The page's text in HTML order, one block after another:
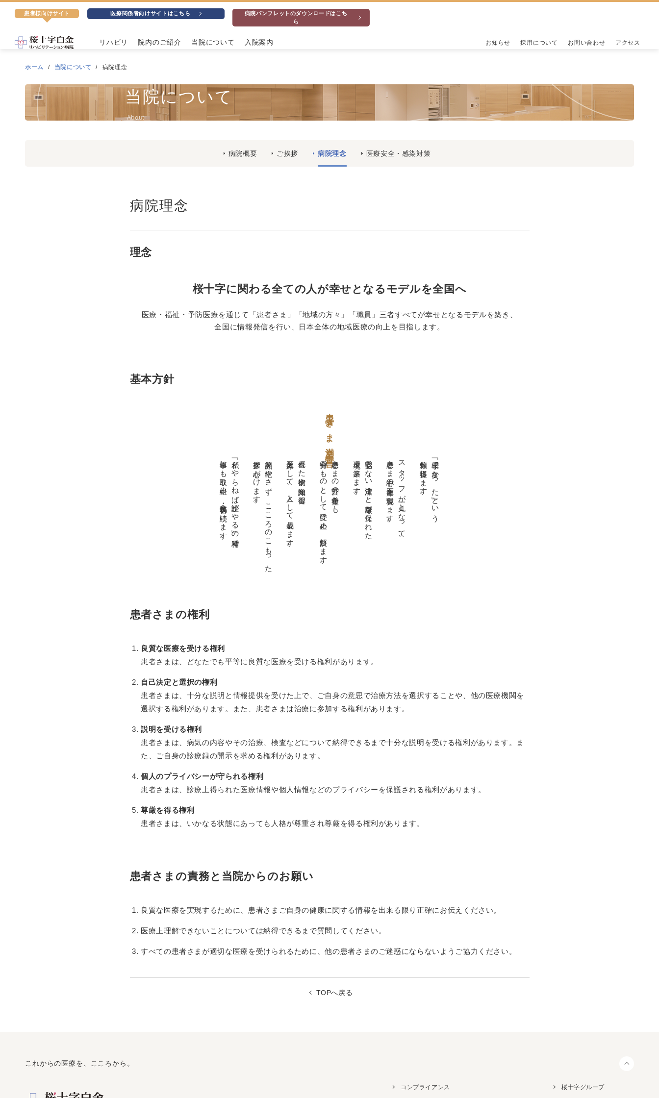
患者様向けサイト 医療関係者向けサイトはこちら
病院パンフレットのダウンロードはこち
ら
リハビリ 院内のご紹介 当院について 入院案内 お知らせ 採用について お問い合わせ アクセス
ホーム 当院について 病院理念
当院について
About
病院概要 ご挨拶 病院理念 医療安全・感染対策
病院理念
理念
桜十字に関わる全ての人が幸せとなるモデルを全国へ
医療・福祉・予防医療を通じて「患者さま」「地域の方々」「職員」三者すべてが幸せとなるモデルを築き、
全国に情報発信を行い、日本全体の地域医療の向上を目指します。
基本方針
患者さま満足宣言
「桜十字で良かった」という
信頼を獲得します。
スタッフが一丸となって、
患者さま中心の医療を実現します。
妥協のない清潔さと尊厳が保たれた
環境を築きます。
患者さまの言外の希望をも
自分のものとして受け止め、解決します。
優れた技術や知識を習得し、
医療人そして、人として成長します。
笑顔を絶やさず、こころのこもった
挨拶を心がけます。
「私がやらねば誰がやる」の精神で
何事にも取り組み、進化・改善し続けます。
患者さまの権利
良質な医療を受ける権利
患者さまは、どなたでも平等に良質な医療を受ける権利があります。
自己決定と選択の権利
患者さまは、十分な説明と情報提供を受けた上で、ご自身の意思で治療方法を選択することや、他の医療機関を
選択する権利があります。また、患者さまは治療に参加する権利があります。
説明を受ける権利
患者さまは、病気の内容やその治療、検査などについて納得できるまで十分な説明を受ける権利があります。ま
た、ご自身の診療録の開示を求める権利があります。
個人のプライバシーが守られる権利
患者さまは、診療上得られた医療情報や個人情報などのプライバシーを保護される権利があります。
尊厳を得る権利
患者さまは、いかなる状態にあっても人格が尊重され尊厳を得る権利があります。
患者さまの責務と当院からのお願い
良質な医療を実現するために、患者さまご自身の健康に関する情報を出来る限り正確にお伝えください。
医療上理解できないことについては納得できるまで質問してください。
すべての患者さまが適切な医療を受けられるために、他の患者さまのご迷惑にならないようご協力ください。
TOPへ戻る
これからの医療を、こころから。
コンプライアンス 桜十字グループ